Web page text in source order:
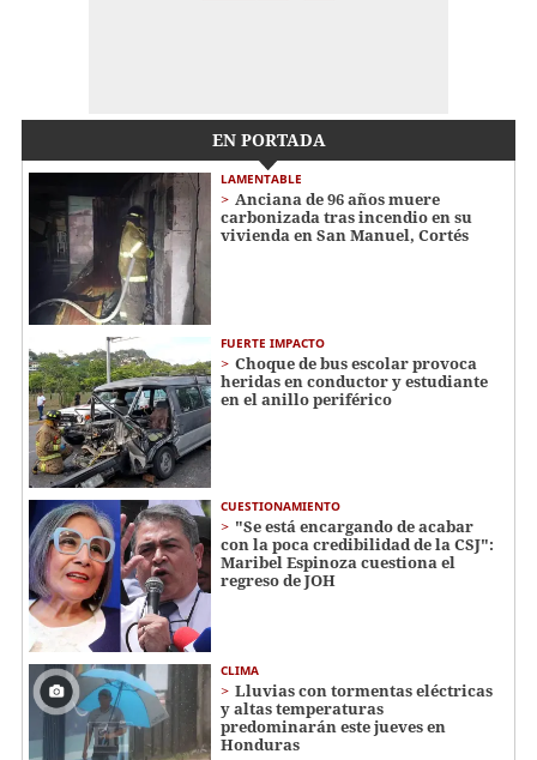
EN PORTADA
LAMENTABLE
Anciana de 96 años muere
carbonizada tras incendio en su
vivienda en San Manuel, Cortés
FUERTE IMPACTO
Choque de bus escolar provoca
heridas en conductor y estudiante
en el anillo periférico
CUESTIONAMIENTO
"Se está encargando de acabar
con la poca credibilidad de la CSJ":
Maribel Espinoza cuestiona el
regreso de JOH
CLIMA
Lluvias con tormentas eléctricas
y altas temperaturas
predominarán este jueves en
Honduras